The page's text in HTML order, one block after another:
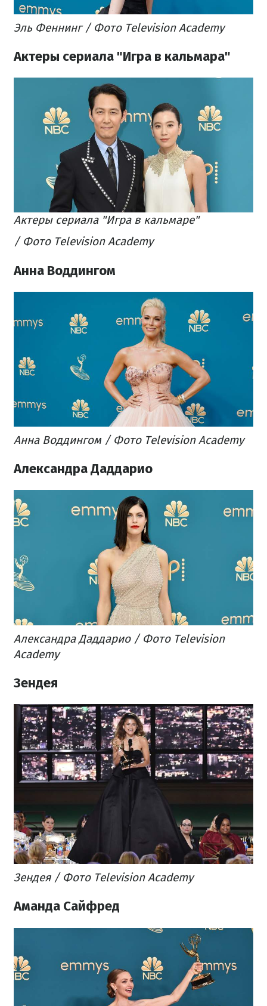
Эль Феннинг / Фото Television Academy
Актеры сериала "Игра в кальмара"
Актеры сериала "Игра в кальмаре"
/ Фото Television Academy
Анна Воддингом
Анна Воддингом / Фото Television Academy
Александра Даддарио
Александра Даддарио / Фото Television
Academy
Зендея
Зендея / Фото Television Academy
Аманда Сайфред